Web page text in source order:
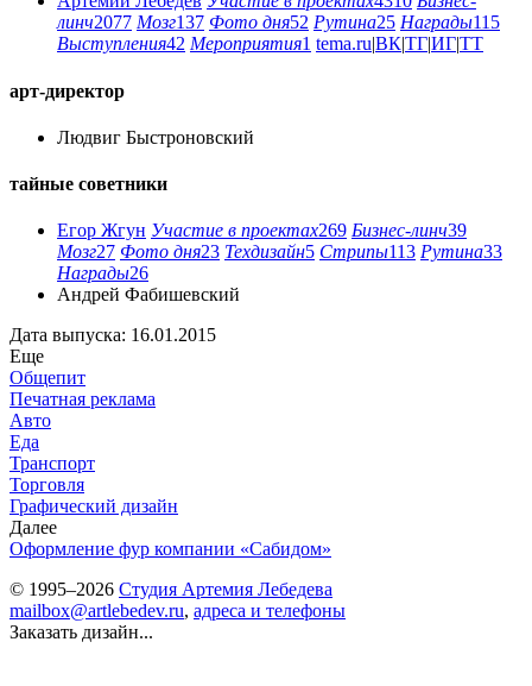
линч2077 Мозг137 Фото дня52 Рутина25 Награды115
Выступления42 Мероприятия1 tema.ru|ВК|ТГ|ИГ|ТТ
арт-директор
Людвиг Быстроновский
тайные советники
Егор Жгун Участие в проектах269 Бизнес-линч39
Мозг27 Фото дня23 Техдизайн5 Стрипы113 Рутина33
Награды26
Андрей Фабишевский
Дата выпуска: 16.01.2015
Еще
Общепит
Печатная реклама
Авто
Еда
Транспорт
Торговля
Графический дизайн
Далее
Оформление фур компании «Сабидом»
© 1995–2026 Студия Артемия Лебедева
mailbox@artlebedev.ru, адреса и телефоны
Заказать дизайн...